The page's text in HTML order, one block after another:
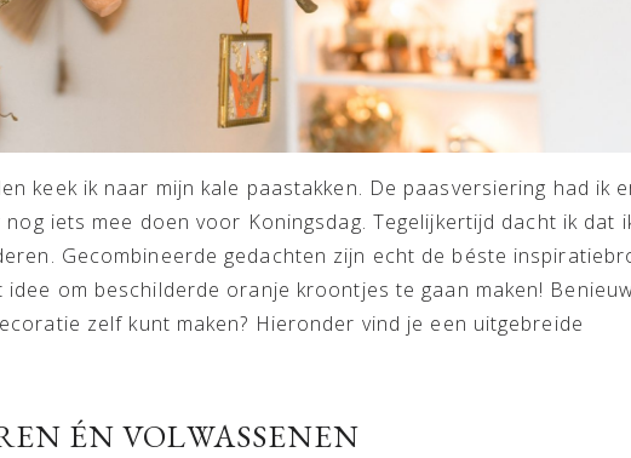
keek ik naar mijn kale paastakken. De paasversiering had ik
iets mee doen voor Koningsdag. Tegelijkertijd dacht ik dat
Gecombineerde gedachten zijn echt de béste
om beschilderde oranje kroontjes te gaan maken!
zelf kunt maken? Hieronder vind je een uitgebreide
ÉN VOLWASSENEN